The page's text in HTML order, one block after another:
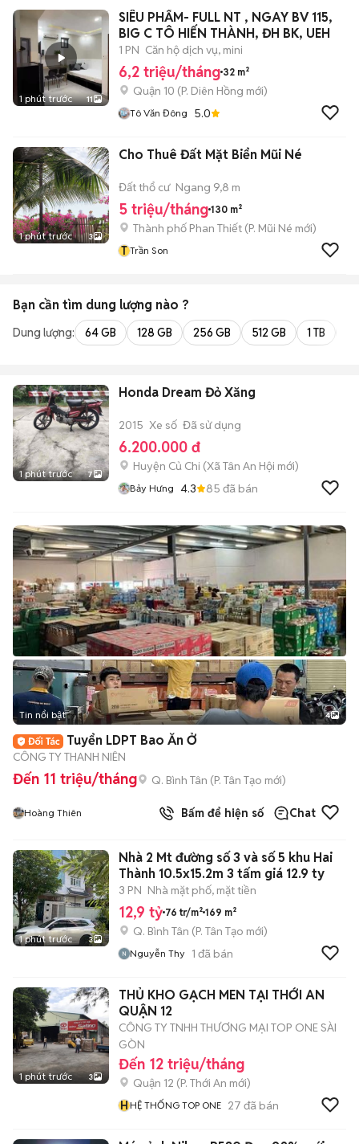
1 phút trước 11
SIÊU PHẨM- FULL NT , NGAY BV 115,
BIG C TÔ HIẾN THÀNH, ĐH BK, UEH
1 PN Căn hộ dịch vụ, mini
6,2 triệu/tháng 32 m²
Quận 10 (P. Diên Hồng mới)
Tô Văn Đông 5.0
1 phút trước 3
Cho Thuê Đất Mặt Biển Mũi Né
Đất thổ cư Ngang 9,8 m
5 triệu/tháng 130 m²
Thành phố Phan Thiết (P. Mũi Né mới)
T Trần Son
Bạn cần tìm dung lượng nào ?
Dung lượng: 64 GB 128 GB 256 GB 512 GB 1 TB
1 phút trước 7
Honda Dream Đỏ Xăng
2015 Xe số Đã sử dụng
6.200.000 đ
Huyện Củ Chi (Xã Tân An Hội mới)
Bảy Hưng 4.3 85 đã bán
Tin nổi bật 4
Tuyển LDPT Bao Ăn Ở
CÔNG TY THANH NIÊN
Đến 11 triệu/tháng Q. Bình Tân (P. Tân Tạo mới)
Hoàng Thiên Bấm để hiện số Chat
1 phút trước 3
Nhà 2 Mt đường số 3 và số 5 khu Hai
Thành 10.5x15.2m 3 tấm giá 12.9 ty
3 PN Nhà mặt phố, mặt tiền
12,9 tỷ 76 tr/m² 169 m²
Q. Bình Tân (P. Tân Tạo mới)
Nguyễn Thy 1 đã bán
1 phút trước 3
THỦ KHO GẠCH MEN TẠI THỚI AN
QUẬN 12
CÔNG TY TNHH THƯƠNG MẠI TOP ONE SÀI
GÒN
Đến 12 triệu/tháng
Quận 12 (P. Thới An mới)
HHỆ THỐNG TOP ONE 27 đã bán